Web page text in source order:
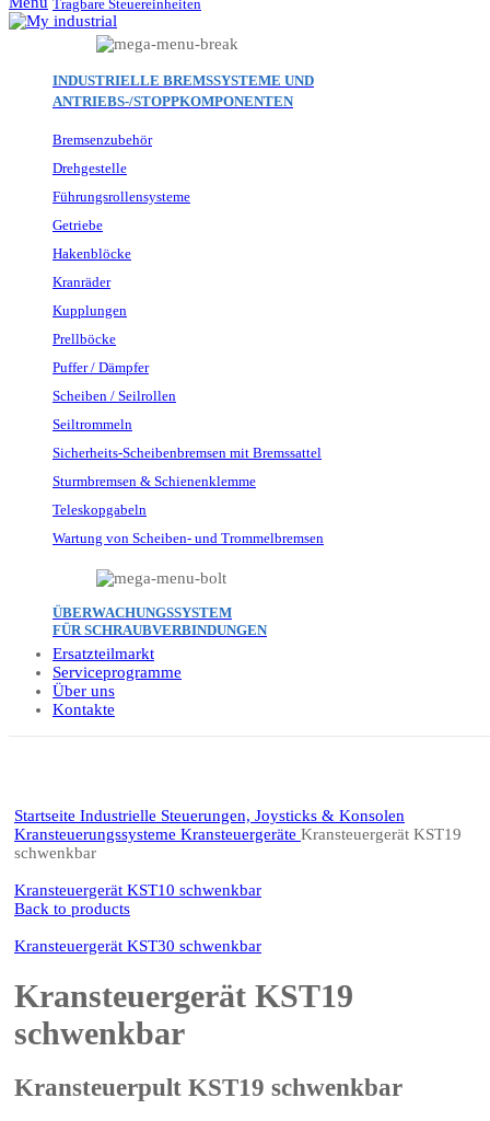
Tragbare Steuereinheiten
INDUSTRIELLE BREMSSYSTEME UND
ANTRIEBS-/STOPPKOMPONENTEN
Bremsenzubehör
Drehgestelle
Führungsrollensysteme
Getriebe
Hakenblöcke
Kranräder
Kupplungen
Prellböcke
Puffer / Dämpfer
Scheiben / Seilrollen
Seiltrommeln
Sicherheits-Scheibenbremsen mit Bremssattel
Sturmbremsen & Schienenklemme
Teleskopgabeln
Wartung von Scheiben- und Trommelbremsen
ÜBERWACHUNGSSYSTEM
FÜR SCHRAUBVERBINDUNGEN
Ersatzteilmarkt
Serviceprogramme
Über uns
Kontakte
Startseite Industrielle Steuerungen, Joysticks & Konsolen
Kransteuerungssysteme Kransteuergeräte Kransteuergerät KST19
schwenkbar
Kransteuergerät KST10 schwenkbar
Back to products
Kransteuergerät KST30 schwenkbar
Kransteuergerät KST19
schwenkbar
Kransteuerpult KST19 schwenkbar